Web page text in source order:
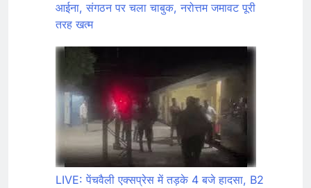
आईना, संगठन पर चला चाबुक, नरोत्तम जमावट पूरी
तरह खत्म
LIVE: पेंचवैली एक्सप्रेस में तड़के 4 बजे हादसा, B2